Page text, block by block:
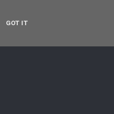
GOT IT